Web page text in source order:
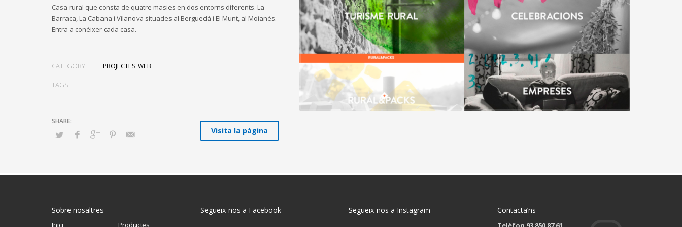
Casa rural que consta de quatre masies en dos entorns diferents. La
Barraca, La Cabana i Vilanova situades al Berguedà i El Munt, al Moianès.
Entra a conèixer cada casa.
CATEGORY PROJECTES WEB
TAGS
Visita la pàgina
Sobre nosaltres
Inici Productes
Segueix-nos a Facebook Segueix-nos a Instagram Contacta’ns